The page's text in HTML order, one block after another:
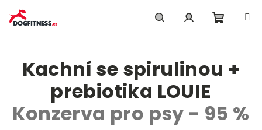
obsah
košík
Kachní se spirulinou +
prebiotika LOUIE
Konzerva pro psy - 95 %